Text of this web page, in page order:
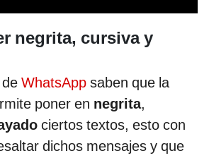
negrita, cursiva y
WhatsApp saben que la
poner en negrita,
ciertos textos, esto con
dichos mensajes y que